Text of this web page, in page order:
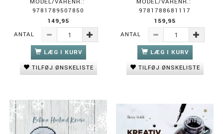
9781789507850
149,95
ANTAL
LÆG I KURV
TILFØJ ØNSKELISTE
9781788681117
159,95
ANTAL
LÆG I KURV
TILFØJ ØNSKELISTE